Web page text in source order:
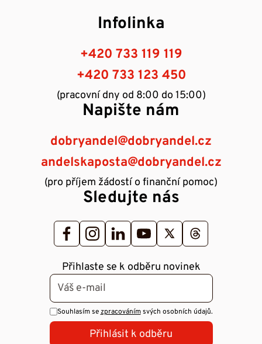
Infolinka
+420 733 119 119
+420 733 123 450
(pracovní dny od 8:00 do 15:00)
Napište nám
dobryandel@dobryandel.cz
andelskaposta@dobryandel.cz
(pro příjem žádostí o finanční pomoc)
Sledujte nás
Přihlaste se k odběru novinek
Souhlasím sezpracovánímsvých osobních údajů.
Přihlásit k odběru